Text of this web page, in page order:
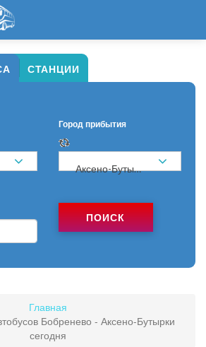
СТАНЦИИ
Город прибытия
Аксено-Бутырки
ПОИСК
Главная
Бобренево - Аксено-Бутырки
сегодня